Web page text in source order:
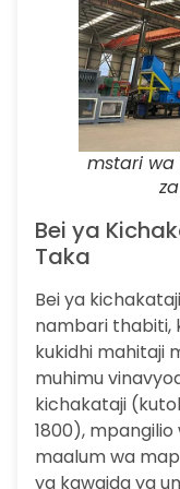
mstari wa
Bei ya
Taka
Bei ya
nambari thabiti,
kukidhi mahitaji
muhimu
kichakataji
1800),
maalum wa
ya kawaida ya